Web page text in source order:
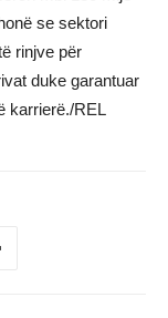
se sektori
rinjve për
duke garantuar
karrierë./REL